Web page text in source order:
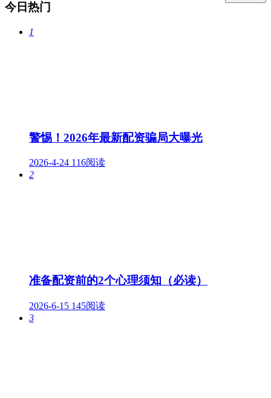
今日热门
1
警惕！2026年最新配资骗局大曝光
2026-4-24 116阅读
2
准备配资前的2个心理须知（必读）
2026-6-15 145阅读
3